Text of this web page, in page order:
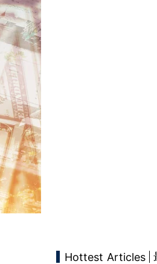
Hottest Articles